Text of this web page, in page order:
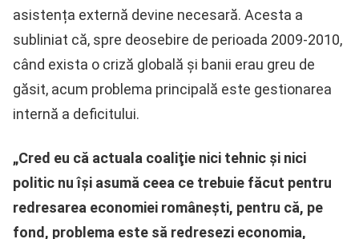
asistența externă devine necesară. Acesta a
subliniat că, spre deosebire de perioada 2009-2010,
când exista o criză globală și banii erau greu de
găsit, acum problema principală este gestionarea
internă a deficitului.
„Cred eu că actuala coaliţie nici tehnic şi nici
politic nu îşi asumă ceea ce trebuie făcut pentru
redresarea economiei româneşti, pentru că, pe
fond, problema este să redresezi economia,